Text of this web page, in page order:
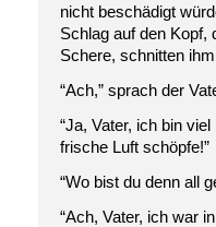
nicht beschädigt
Schlag auf den Kopf,
Schere, schnitten
“Ach,” sprach der
“Ja, Vater, ich bin
frische Luft schöpfe!”
“Wo bist du denn all
“Ach, Vater, ich war